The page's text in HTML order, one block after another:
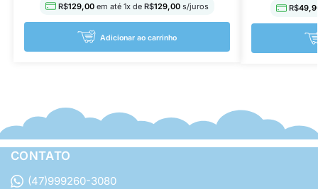
R$129,00 em até 1x de R$129,00s/juros
Adicionar ao carrinho
R$
CONTATO
(47)999260-3080